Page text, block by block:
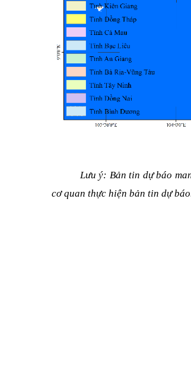
Lưu ý: Bản tin dự báo
cơ quan thực hiện bản tin dự